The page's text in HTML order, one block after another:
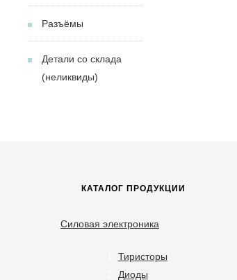
Разъёмы
Детали со склада
(неликвиды)
КАТАЛОГ ПРОДУКЦИИ
Силовая электроника
Тиристоры
Диоды